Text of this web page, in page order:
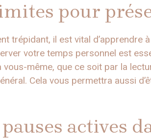
pour
trépidant, il est vital d’apprendre à
votre temps personnel est
même, que ce soit par la
Cela vous permettra aussi
actives